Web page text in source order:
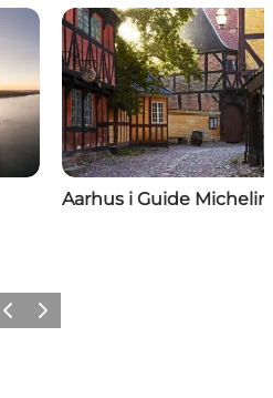
Aarhus i Guide Michelin
ForrigeNæste